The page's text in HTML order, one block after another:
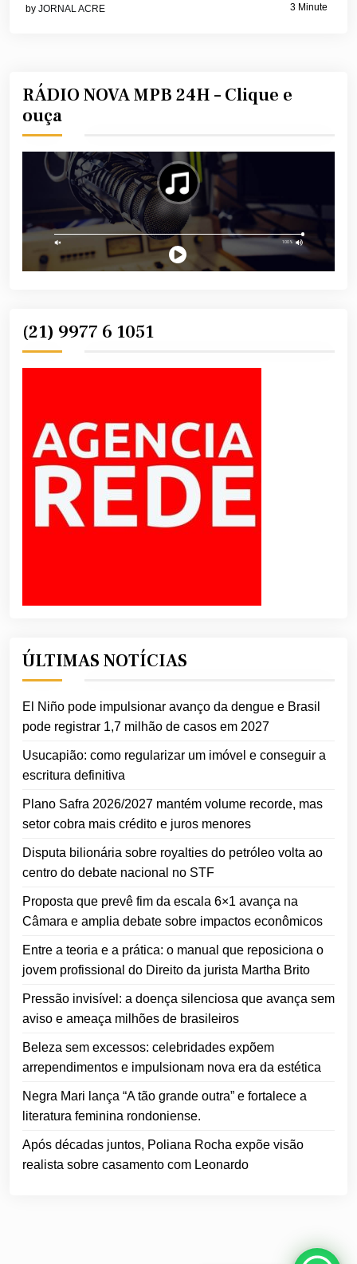
by JORNAL ACRE 3 Minute
RÁDIO NOVA MPB 24H – Clique e
ouça
(21) 9977 6 1051
ÚLTIMAS NOTÍCIAS
El Niño pode impulsionar avanço da dengue e Brasil
pode registrar 1,7 milhão de casos em 2027
Usucapião: como regularizar um imóvel e conseguir a
escritura definitiva
Plano Safra 2026/2027 mantém volume recorde, mas
setor cobra mais crédito e juros menores
Disputa bilionária sobre royalties do petróleo volta ao
centro do debate nacional no STF
Proposta que prevê fim da escala 6×1 avança na
Câmara e amplia debate sobre impactos econômicos
Entre a teoria e a prática: o manual que reposiciona o
jovem profissional do Direito da jurista Martha Brito
Pressão invisível: a doença silenciosa que avança sem
aviso e ameaça milhões de brasileiros
Beleza sem excessos: celebridades expõem
arrependimentos e impulsionam nova era da estética
Negra Mari lança “A tão grande outra” e fortalece a
literatura feminina rondoniense.
Após décadas juntos, Poliana Rocha expõe visão
realista sobre casamento com Leonardo